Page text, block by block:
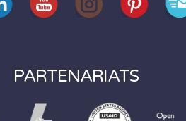
PARTENARIATS